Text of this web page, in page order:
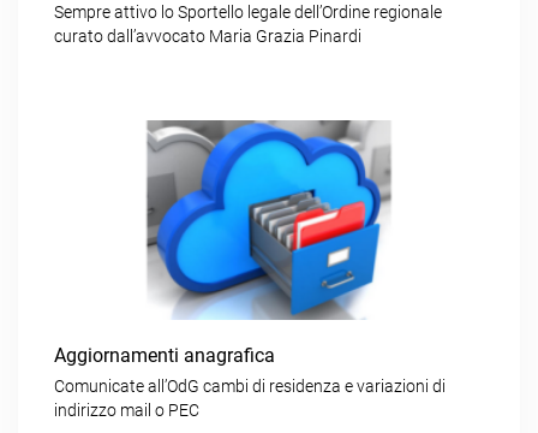
Sempre attivo lo Sportello legale dell’Ordine regionale
curato dall’avvocato Maria Grazia Pinardi
Aggiornamenti anagrafica
Comunicate all’OdG cambi di residenza e variazioni di
indirizzo mail o PEC